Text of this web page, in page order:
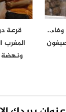
قرعة
المغرب
ونهضة